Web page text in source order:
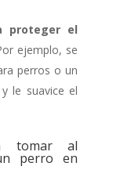
proteger el
ejemplo, se
perros o un
le suavice el
tomar al
perro en